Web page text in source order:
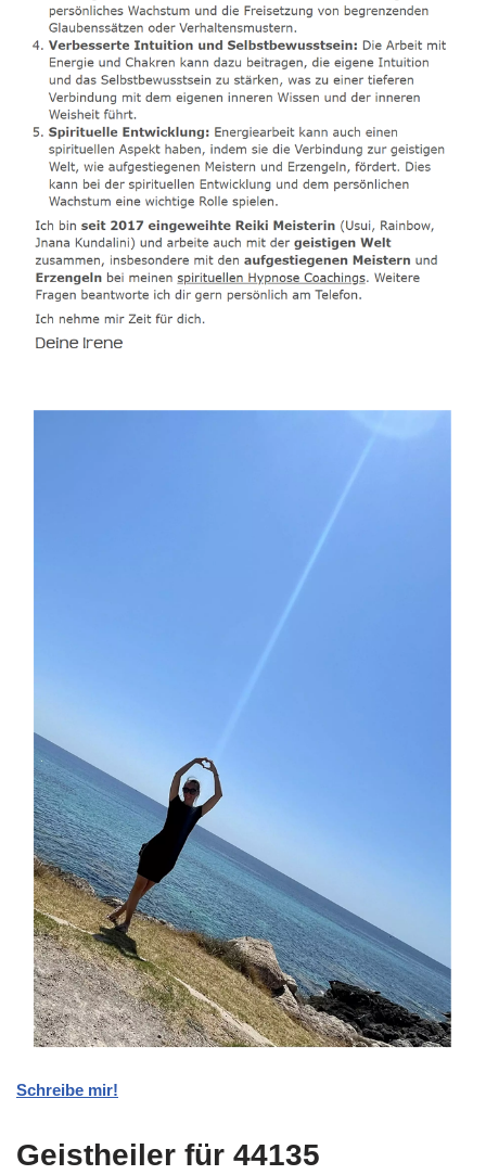
Schreibe mir!
Geistheiler für 44135